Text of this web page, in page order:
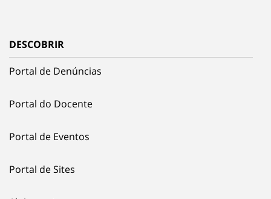
DESCOBRIR
Portal de Denúncias
Portal do Docente
Portal de Eventos
Portal de Sites